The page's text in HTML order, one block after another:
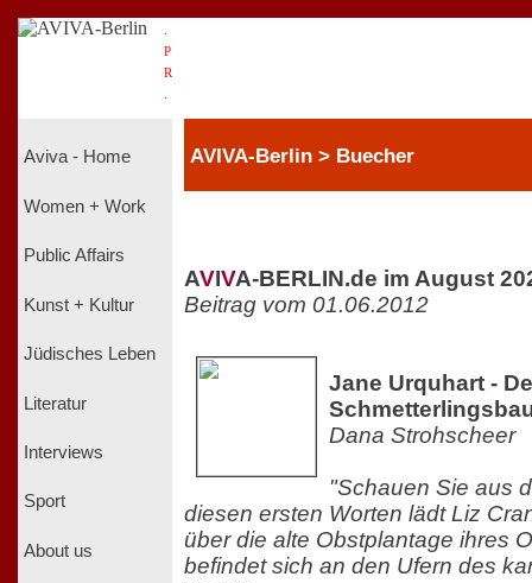
P
R
Aviva - Home
Women + Work
Public Affairs
Kunst + Kultur
Jüdisches Leben
Literatur
Interviews
Sport
About us
AVIVA-Berlin > Buecher
AVIVA-BERLIN.de im August
Beitrag vom 01.06.2012
Jane Urquhart -
Dana Strohscheer
"Schauen Sie aus
diesen ersten Worten lädt Liz
über die alte Obstplantage ihres
befindet sich an den Ufern des